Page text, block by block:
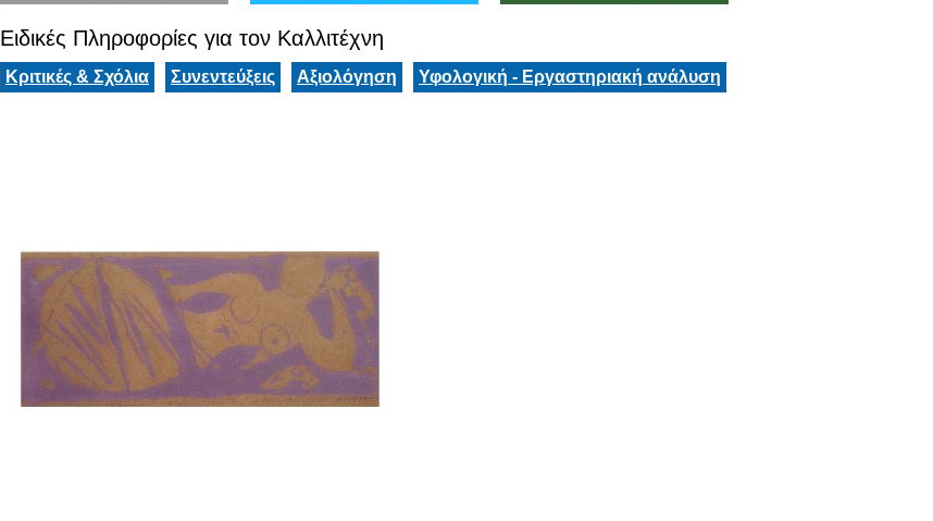
Ειδικές Πληροφορίες για τον Καλλιτέχνη
Κριτικές & Σχόλια Συνεντεύξεις Αξιολόγηση Υφολογική - Εργαστηριακή ανάλυση